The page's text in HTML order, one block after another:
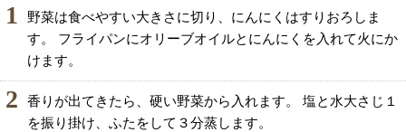
1
野菜は食べやすい大きさに切り、にんにくはすりおろしま
す。 フライパンにオリーブオイルとにんにくを入れて火にか
けます。
2
香りが出てきたら、硬い野菜から入れます。 塩と水大さじ１
を振り掛け、ふたをして３分蒸します。